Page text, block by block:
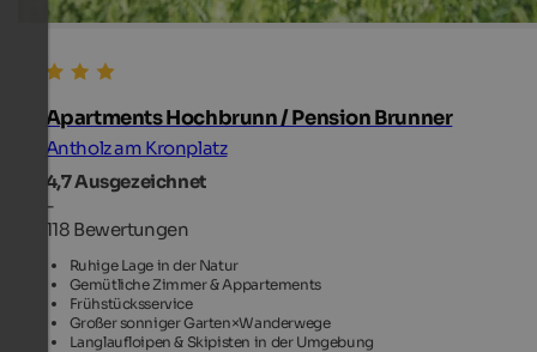
Apartments Hochbrunn / Pension Brunner
Antholz am Kronplatz
4,7Ausgezeichnet
-
118 Bewertungen
Ruhige Lage in der Natur
Gemütliche Zimmer & Appartements
Frühstücksservice
Großer sonniger Garten×Wanderwege
Langlaufloipen & Skipisten in der Umgebung